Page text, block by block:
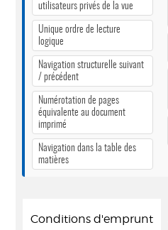
utilisateurs privés de la vue
Unique ordre de lecture
logique
Navigation structurelle suivant
/ précédent
Numérotation de pages
équivalente au document
imprimé
Navigation dans la table des
matières
Conditions d'emprunt